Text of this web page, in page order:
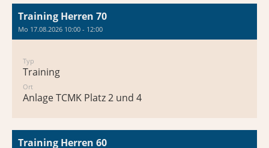
Training Herren 70
Mo 17.08.2026 10:00 - 12:00
Typ
Training
Ort
Anlage TCMK Platz 2 und 4
Training Herren 60